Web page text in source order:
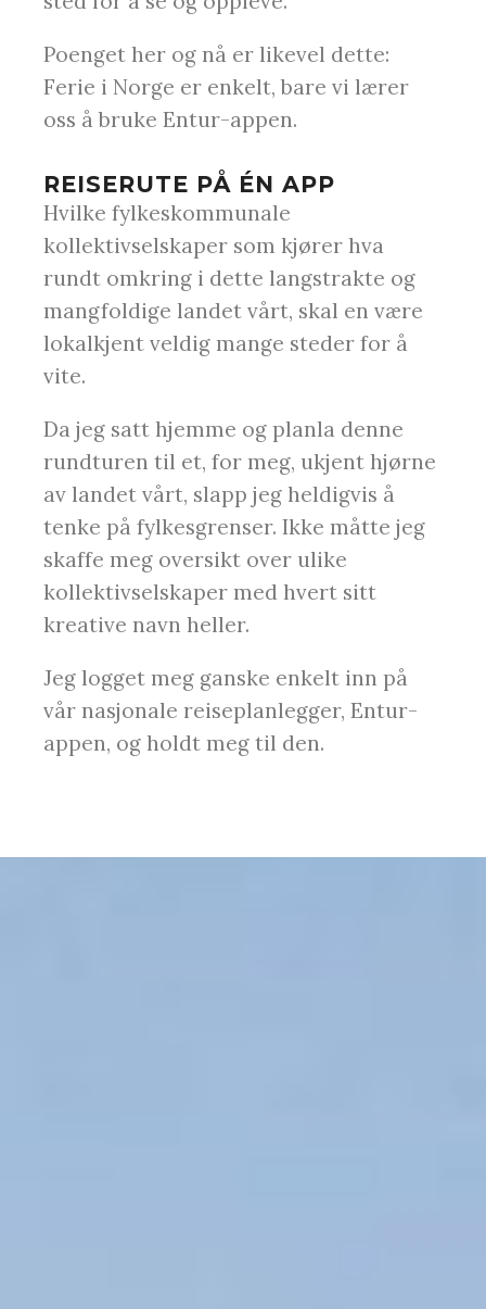
Poenget her og nå er likevel dette:
Ferie i Norge er enkelt, bare vi lærer
oss å bruke Entur-appen.
REISERUTE PÅ ÉN APP
Hvilke fylkeskommunale
kollektivselskaper som kjører hva
rundt omkring i dette langstrakte og
mangfoldige landet vårt, skal en være
lokalkjent veldig mange steder for å
vite.
Da jeg satt hjemme og planla denne
rundturen til et, for meg, ukjent hjørne
av landet vårt, slapp jeg heldigvis å
tenke på fylkesgrenser. Ikke måtte jeg
skaffe meg oversikt over ulike
kollektivselskaper med hvert sitt
kreative navn heller.
Jeg logget meg ganske enkelt inn på
vår nasjonale reiseplanlegger, Entur-
appen, og holdt meg til den.